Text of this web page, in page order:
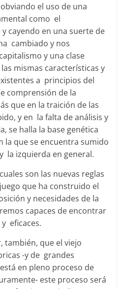
el uso de una
como el
cayendo en una suerte de
cambiado y nos
y una clase
mismas características y
a principios del
comprensión de la
que en la traición de las
y en la falta de análisis y
se halla la base genética
la que se encuentra sumido
la izquierda en general.
son las nuevas reglas
que ha construido el
y necesidades de la
capaces de encontrar
eficaces.
también, que el viejo
-y de grandes
en pleno proceso de
este proceso será